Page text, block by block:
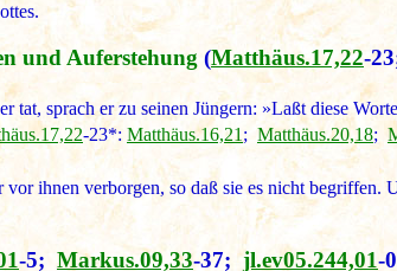
und Auferstehung (Matthäus.17,22-
tat, sprach er zu seinen Jüngern: »Laßt diese
-23*: Matthäus.16,21; Matthäus.20,18;
vor ihnen verborgen, so daß sie es nicht begriffen.
-5; Markus.09,33-37;jl.ev05.244,01-